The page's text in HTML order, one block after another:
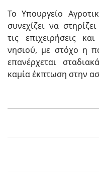
Το Υπουργείο
συνεχίζει να
τις επιχειρήσεις
νησιού, με στόχο η
επανέρχεται
καμία έκπτωση στην